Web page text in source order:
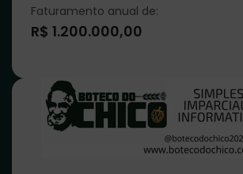
Faturamento anual de:
R$ 1.200.000,00